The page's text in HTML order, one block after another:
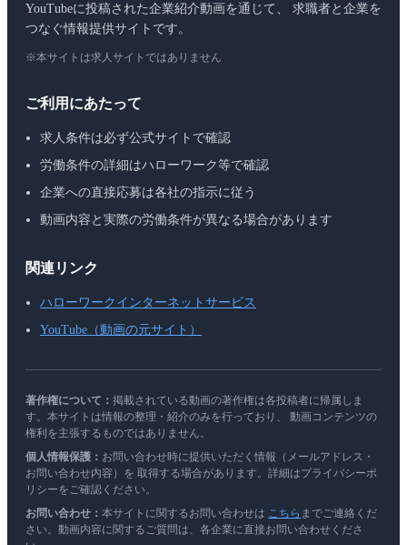
YouTubeに投稿された企業紹介動画を通じて、 求職者と企業を
つなぐ情報提供サイトです。
※本サイトは求人サイトではありません
ご利用にあたって
求人条件は必ず公式サイトで確認
労働条件の詳細はハローワーク等で確認
企業への直接応募は各社の指示に従う
動画内容と実際の労働条件が異なる場合があります
関連リンク
ハローワークインターネットサービス
YouTube（動画の元サイト）
著作権について： 掲載されている動画の著作権は各投稿者に帰属しま
す。本サイトは情報の整理・紹介のみを行っており、 動画コンテンツの
権利を主張するものではありません。
個人情報保護： お問い合わせ時に提供いただく情報（メールアドレス・
お問い合わせ内容）を 取得する場合があります。詳細はプライバシーポ
リシーをご確認ください。
お問い合わせ： 本サイトに関するお問い合わせは こちら までご連絡くだ
さい。動画内容に関するご質問は、各企業に直接お問い合わせくださ